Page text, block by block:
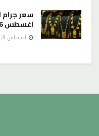
اغسطس 2026
أغسطس 9, 2026